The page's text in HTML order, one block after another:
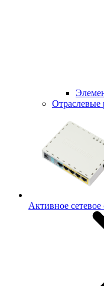
Отраслевые
Активное